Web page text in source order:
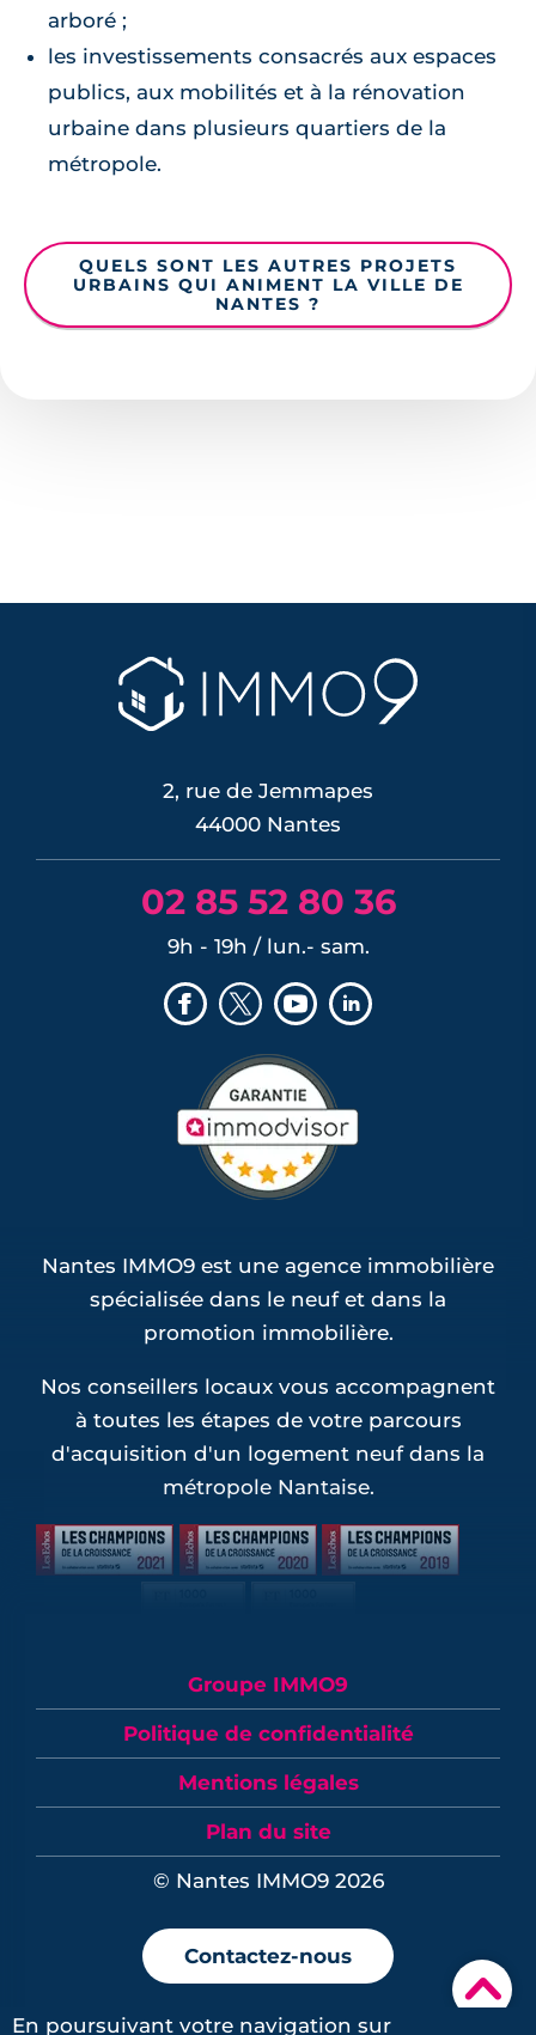
▾
arboré ;
les investissements consacrés aux espaces
publics, aux mobilités et à la rénovation
urbaine dans plusieurs quartiers de la
métropole.
QUELS SONT LES AUTRES PROJETS
URBAINS QUI ANIMENT LA VILLE DE
NANTES ?
2, rue de Jemmapes
44000 Nantes
02 85 52 80 36
9h - 19h / lun.- sam.
Nantes IMMO9 est une agence immobilière
spécialisée dans le neuf et dans la
promotion immobilière.
Nos conseillers locaux vous accompagnent
à toutes les étapes de votre parcours
d'acquisition d'un logement neuf dans la
métropole Nantaise.
Groupe IMMO9
Politique de confidentialité
Mentions légales
Plan du site
© Nantes IMMO9 2026
Contactez-nous
En poursuivant votre navigation sur